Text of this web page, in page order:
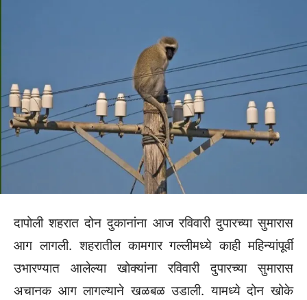
दापोली शहरात दोन दुकानांना आज रविवारी दुपारच्या सुमारास
आग लागली. शहरातील कामगार गल्लीमध्ये काही महिन्यांपूर्वी
उभारण्यात आलेल्या खोक्यांना रविवारी दुपारच्या सुमारास
अचानक आग लागल्याने खळबळ उडाली. यामध्ये दोन खोके